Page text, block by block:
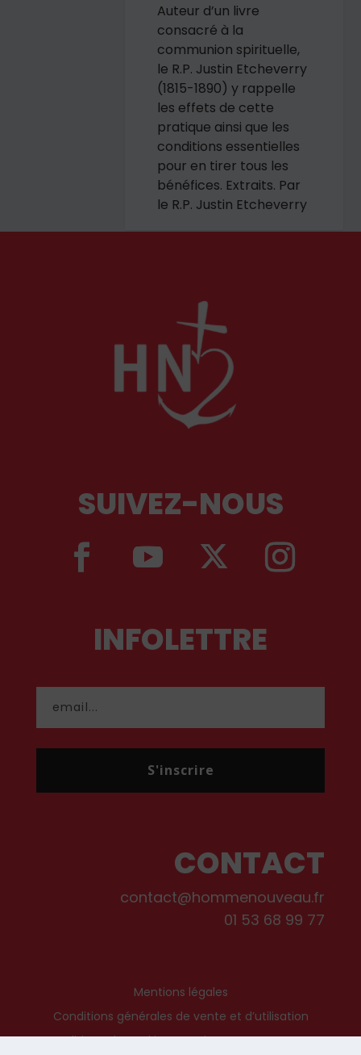
Auteur d’un livre
consacré à la
communion spirituelle,
le R.P. Justin Etcheverry
(1815-1890) y rappelle
les effets de cette
pratique ainsi que les
conditions essentielles
pour en tirer tous les
bénéfices. Extraits. Par
le R.P. Justin Etcheverry
SUIVEZ-NOUS
INFOLETTRE
S'inscrire
CONTACT
contact@hommenouveau.fr
01 53 68 99 77
Mentions légales
Conditions générales de vente et d’utilisation
Politique de cookies
Qui sommes-nous ?